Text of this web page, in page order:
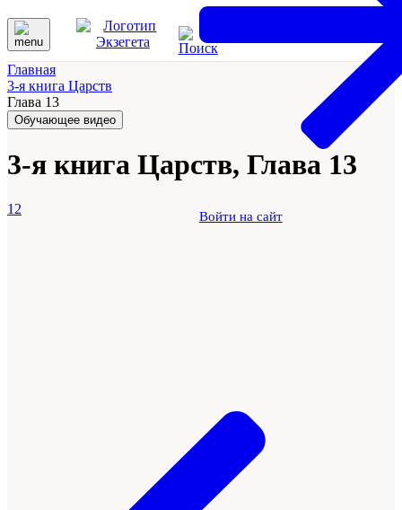
Войти на сайт
Главная
3-я книга Царств
Глава 13
Обучающее видео
3-я книга Царств, Глава 13
12